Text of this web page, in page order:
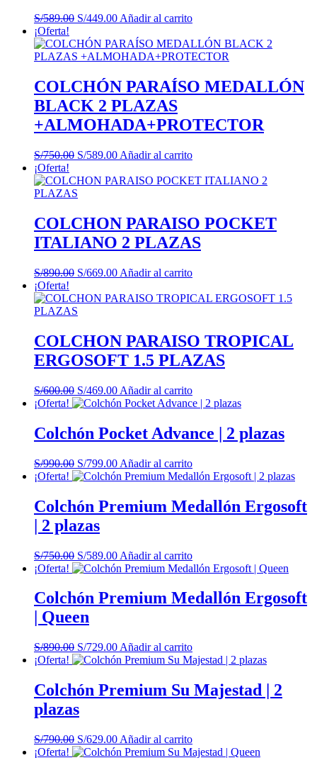
S/589.00 El
original
era:
S/449.00El
actual
es:
Añadir al carrito
¡Oferta!
COLCHÓN PARAÍSO MEDALLÓN
BLACK 2 PLAZAS
+ALMOHADA+PROTECTOR
S/750.00 El
original
era:
S/589.00El
actual
Añadir al carrito
¡Oferta!
COLCHON PARAISO POCKET
ITALIANO 2 PLAZAS
S/890.00 El
original
era:
S/669.00El
actual
Añadir al carrito
¡Oferta!
COLCHON PARAISO TROPICAL
ERGOSOFT 1.5 PLAZAS
S/600.00 El
precio
era:
S/600.00.
S/469.00El
precio
es:
S/469.00.
Añadir al carrito
¡Oferta!
Colchón Pocket Advance | 2 plazas
S/990.00 El
precio
era:
S/990.00.
S/799.00El
precio
S/799.00.
Añadir al carrito
¡Oferta!
Colchón Premium Medallón Ergosoft
| 2 plazas
S/750.00 El
precio
era:
S/750.00.
S/589.00El
precio
es:
S/589.00.
Añadir al carrito
¡Oferta!
Colchón Premium Medallón Ergosoft
| Queen
S/890.00 El
precio
era:
S/890.00.
S/729.00El
precio
S/729.00.
Añadir al carrito
¡Oferta!
Colchón Premium Su Majestad | 2
plazas
S/790.00 El
precio
S/629.00El
precio
Añadir al carrito
¡Oferta!